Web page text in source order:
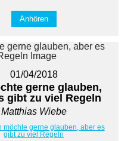
Anhören
01/04/2018
gerne glauben,
gibt zu viel Regeln
Matthias Wiebe
möchte gerne glauben, aber es
gibt zu viel Regeln